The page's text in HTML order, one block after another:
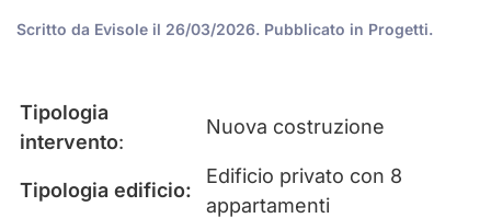
Scritto da Evisole il 26/03/2026. Pubblicato in Progetti.
Tipologia
intervento:
Nuova costruzione
Tipologia edificio:
Edificio privato con 8
appartamenti